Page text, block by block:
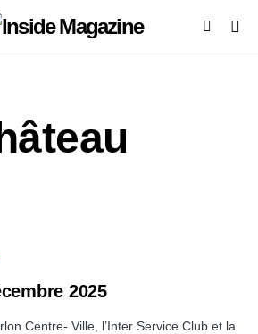
2025
Centre- Ville, l’Inter Service Club et la